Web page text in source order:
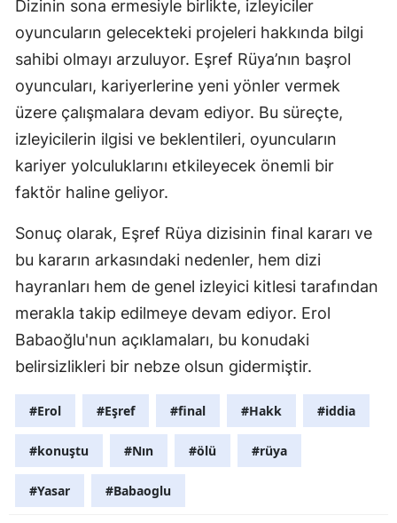
Uşak
Van
Yozgat
Aksaray
Karaman
Şırnak
Dizinin sona ermesiyle birlikte, izleyiciler
oyuncuların gelecekteki projeleri hakkında bilgi
sahibi olmayı arzuluyor. Eşref Rüya’nın başrol
oyuncuları, kariyerlerine yeni yönler vermek
üzere çalışmalara devam ediyor. Bu süreçte,
izleyicilerin ilgisi ve beklentileri, oyuncuların
kariyer yolculuklarını etkileyecek önemli bir
faktör haline geliyor.
Sonuç olarak, Eşref Rüya dizisinin final kararı ve
bu kararın arkasındaki nedenler, hem dizi
hayranları hem de genel izleyici kitlesi tarafından
merakla takip edilmeye devam ediyor. Erol
Babaoğlu'nun açıklamaları, bu konudaki
belirsizlikleri bir nebze olsun gidermiştir.
#Erol #Eşref #final #Hakk #iddia
#konuştu #Nın #ölü #rüya
#Yasar #Babaoglu